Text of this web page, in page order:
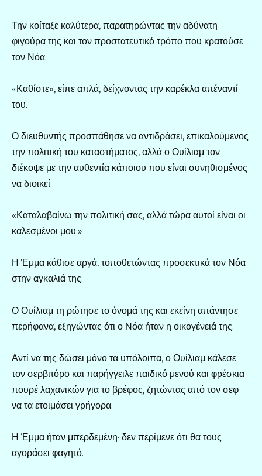
Την κοίταξε καλύτερα, παρατηρώντας την αδύνατη
φιγούρα της και τον προστατευτικό τρόπο που κρατούσε
τον Νόα.
«Καθίστε», είπε απλά, δείχνοντας την καρέκλα απέναντί
του.
Ο διευθυντής προσπάθησε να αντιδράσει, επικαλούμενος
την πολιτική του καταστήματος, αλλά ο Ουίλιαμ τον
διέκοψε με την αυθεντία κάποιου που είναι συνηθισμένος
να διοικεί:
«Καταλαβαίνω την πολιτική σας, αλλά τώρα αυτοί είναι οι
καλεσμένοι μου.»
Η Έμμα κάθισε αργά, τοποθετώντας προσεκτικά τον Νόα
στην αγκαλιά της.
Ο Ουίλιαμ τη ρώτησε το όνομά της και εκείνη απάντησε
περήφανα, εξηγώντας ότι ο Νόα ήταν η οικογένειά της.
Αντί να της δώσει μόνο τα υπόλοιπα, ο Ουίλιαμ κάλεσε
τον σερβιτόρο και παρήγγειλε παιδικό μενού και φρέσκια
πουρέ λαχανικών για το βρέφος, ζητώντας από τον σεφ
να τα ετοιμάσει γρήγορα.
Η Έμμα ήταν μπερδεμένη· δεν περίμενε ότι θα τους
αγοράσει φαγητό.